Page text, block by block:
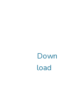
Down
load